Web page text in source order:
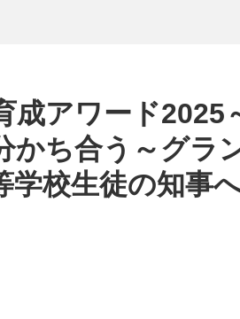
成アワード2025
かち合う～グラ
学校生徒の知事